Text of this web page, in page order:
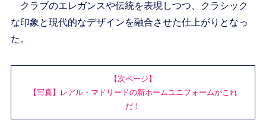
クラブのエレガンスや伝統を表現しつつ、クラシック
な印象と現代的なデザインを融合させた仕上がりとなっ
た。
【次ページ】
【写真】レアル・マドリードの新ホームユニフォームがこれ
だ！